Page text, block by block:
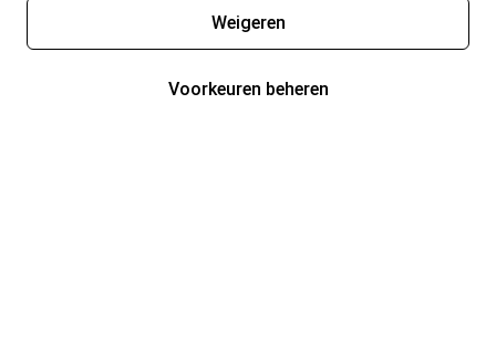
Weigeren
Voorkeuren beheren